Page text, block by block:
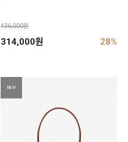
436,000원
314,000원 28%
NEW